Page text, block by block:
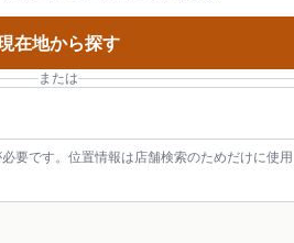
在地から探す
または
要です。位置情報は店舗検索のためだけに使用